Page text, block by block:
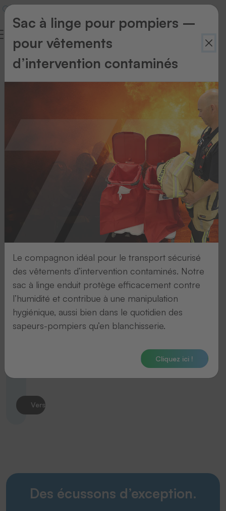
Étiquettes
autocollantes
autocollantes
Étiquettes autocollantes
Étiquettes
autocollantes
en
Vers le produit
Des écussons d’exception.
Sac à linge pour pompiers –
pour vêtements
d’intervention contaminés
Le compagnon idéal pour le transport sécurisé
des vêtements d’intervention contaminés. Notre
sac à linge enduit protège efficacement contre
l’humidité et contribue à une manipulation
hygiénique, aussi bien dans le quotidien des
sapeurs-pompiers qu’en blanchisserie.
Cliquez ici !